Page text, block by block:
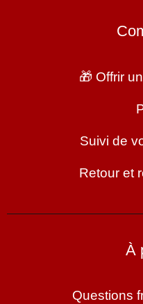
🎁 Offrir
Suivi de
Retour et
À
Questions